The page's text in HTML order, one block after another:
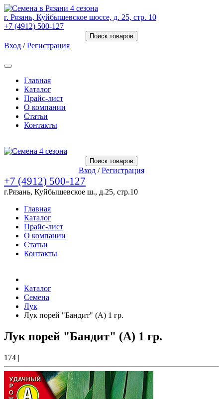
г. Рязань, Куйбышевское шоссе, д. 25, стр. 10
+7 (4912) 500-127
Поиск товаров
Вход /Регистрация
Главная
Каталог
Прайс-лист
О компании
Статьи
Контакты
Поиск товаров
Вход /Регистрация
+7 (4912) 500-127
г.Рязань, Куйбышевское ш., д.25, стр.10
Главная
Каталог
Прайс-лист
О компании
Статьи
Контакты
Каталог
Семена
Лук
Лук порей "Бандит" (А) 1 гр.
Лук порей "Бандит" (А) 1 гр.
174 |